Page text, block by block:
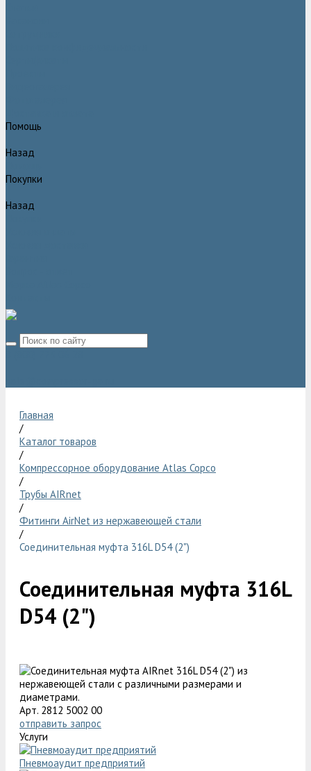
Помощь
Назад
Покупки
Назад
Главная
/
Каталог товаров
/
Компрессорное оборудование Atlas Copco
/
Трубы AIRnet
/
Фитинги AirNet из нержавеющей стали
/
Соединительная муфта 316L D54 (2")
Соединительная муфта 316L
D54 (2")
Арт. 2812 5002 00
отправить запрос
Услуги
Пневмоаудит предприятий